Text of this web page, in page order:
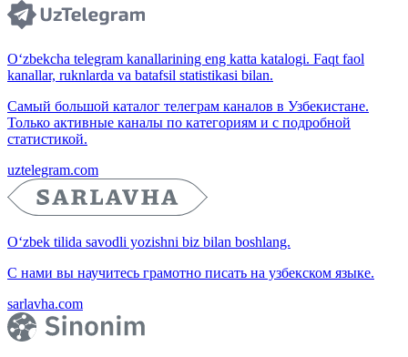
O‘zbekcha telegram kanallarining eng katta katalogi. Faqt faol
kanallar, ruknlarda va batafsil statistikasi bilan.
Самый большой каталог телеграм каналов в Узбекистане.
Только активные каналы по категориям и с подробной
статистикой.
uztelegram.com
O‘zbek tilida savodli yozishni biz bilan boshlang.
С нами вы научитесь грамотно писать на узбекском языке.
sarlavha.com